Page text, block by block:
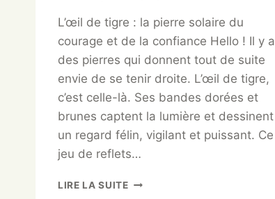
L’œil de tigre : la pierre solaire du
courage et de la confiance Hello ! Il y a
des pierres qui donnent tout de suite
envie de se tenir droite. L’œil de tigre,
c’est celle-là. Ses bandes dorées et
brunes captent la lumière et dessinent
un regard félin, vigilant et puissant. Ce
jeu de reflets…
LIRE LA SUITE